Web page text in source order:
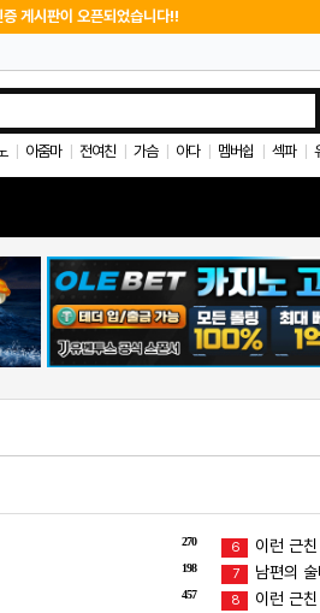
게시판이 오픈되었습니다!!
아줌마 전여친 가슴 아다 멤버쉽 섹파
270
198
457
6 이런 근
7 남편의
8 이런 근